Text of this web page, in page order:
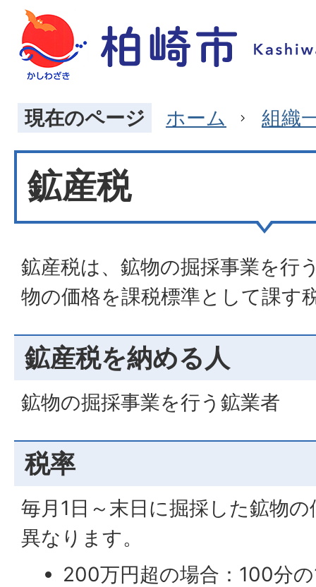
現在のページ ホーム 組織
鉱産税
鉱産税は、鉱物の掘採事業を行
物の価格を課税標準として課す
鉱産税を納める人
鉱物の掘採事業を行う鉱業者
税率
毎月1日～末日に掘採した鉱物
異なります。
200万円超の場合：100分